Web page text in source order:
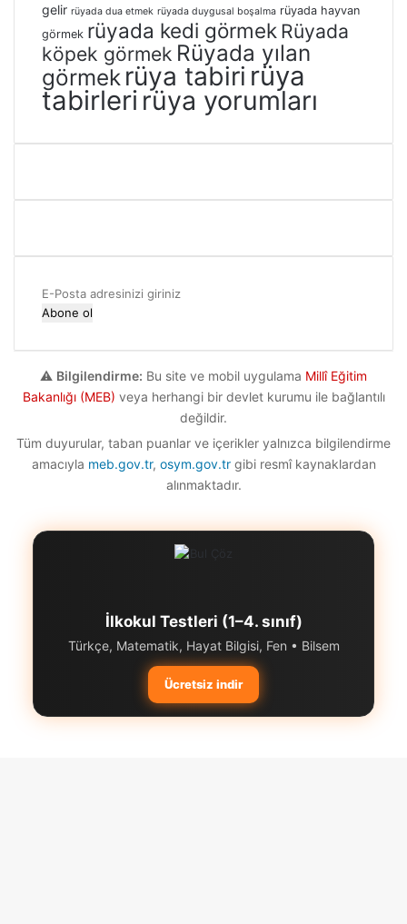
gelir rüyada dua etmek rüyada duygusal boşalma rüyada hayvan
görmek rüyada kedi görmek Rüyada
köpek görmek Rüyada yılan
görmek rüya tabiri rüya
tabirleri rüya yorumları
E-
Posta
giriniz
⚠️ Bilgilendirme: Bu site ve mobil uygulama Millî Eğitim
Bakanlığı (MEB) veya herhangi bir devlet kurumu ile bağlantılı
değildir.
Tüm duyurular, taban puanlar ve içerikler yalnızca bilgilendirme
amacıyla meb.gov.tr, osym.gov.trgibi resmî kaynaklardan
alınmaktadır.
İlkokul Testleri (1–4. sınıf)
Türkçe, Matematik, Hayat Bilgisi, Fen • Bilsem
Ücretsiz indir